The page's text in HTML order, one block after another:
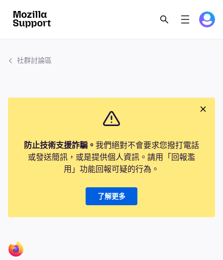
社群討論區
防止技術支援詐騙。 我們絕對不會要求您撥打電話
或發送簡訊，或是提供個人資訊。請用「回報濫
用」功能回報可疑的行為。
了解更多